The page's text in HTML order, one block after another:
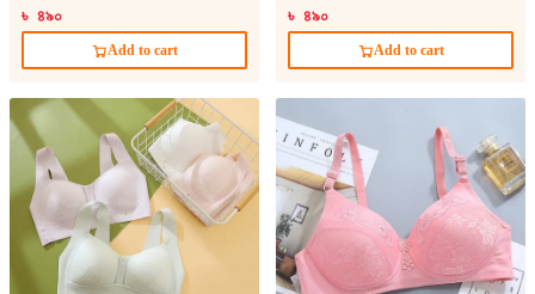
৳ ৪৯০
Add to cart
৳ ৪৯০
Add to cart